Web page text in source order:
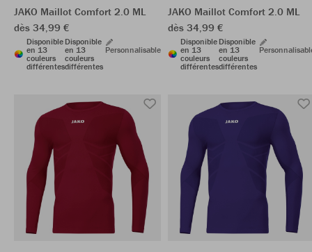
JAKO Maillot Comfort 2.0 ML
dès 34,99 €
Disponible
en 13
couleurs
différentes
Disponible
en 13
couleurs
différentes
Personnalisable
JAKO Maillot Comfort 2.0 ML
dès 34,99 €
Disponible
en 13
couleurs
différentes
Disponible
en 13
couleurs
différentes